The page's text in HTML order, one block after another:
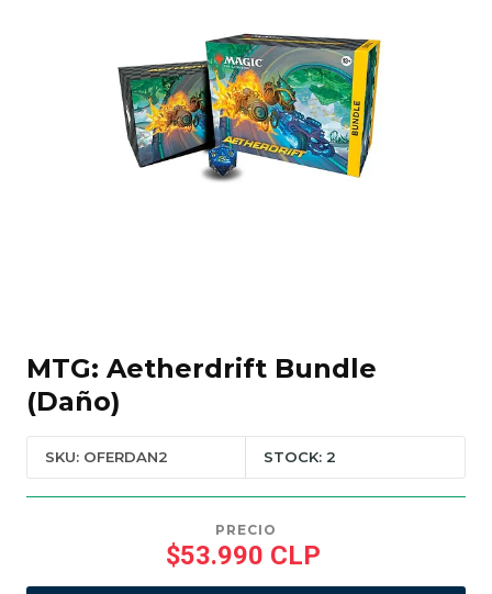
MTG: Aetherdrift Bundle
(Daño)
SKU: OFERDAN2 STOCK: 2
PRECIO
$53.990 CLP